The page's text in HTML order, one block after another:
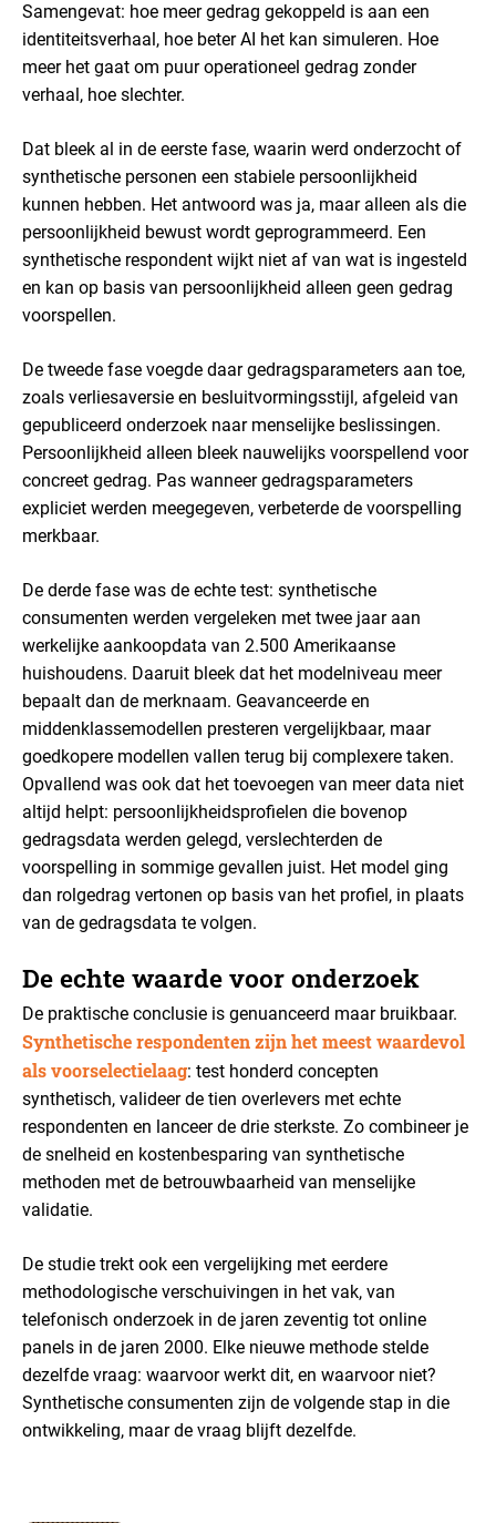
Samengevat: hoe meer gedrag gekoppeld is aan een
identiteitsverhaal, hoe beter AI het kan simuleren. Hoe
meer het gaat om puur operationeel gedrag zonder
verhaal, hoe slechter.
Dat bleek al in de eerste fase, waarin werd onderzocht of
synthetische personen een stabiele persoonlijkheid
kunnen hebben. Het antwoord was ja, maar alleen als die
persoonlijkheid bewust wordt geprogrammeerd. Een
synthetische respondent wijkt niet af van wat is ingesteld
en kan op basis van persoonlijkheid alleen geen gedrag
voorspellen.
De tweede fase voegde daar gedragsparameters aan toe,
zoals verliesaversie en besluitvormingsstijl, afgeleid van
gepubliceerd onderzoek naar menselijke beslissingen.
Persoonlijkheid alleen bleek nauwelijks voorspellend voor
concreet gedrag. Pas wanneer gedragsparameters
expliciet werden meegegeven, verbeterde de voorspelling
merkbaar.
De derde fase was de echte test: synthetische
consumenten werden vergeleken met twee jaar aan
werkelijke aankoopdata van 2.500 Amerikaanse
huishoudens. Daaruit bleek dat het modelniveau meer
bepaalt dan de merknaam. Geavanceerde en
middenklassemodellen presteren vergelijkbaar, maar
goedkopere modellen vallen terug bij complexere taken.
Opvallend was ook dat het toevoegen van meer data niet
altijd helpt: persoonlijkheidsprofielen die bovenop
gedragsdata werden gelegd, verslechterden de
voorspelling in sommige gevallen juist. Het model ging
dan rolgedrag vertonen op basis van het profiel, in plaats
van de gedragsdata te volgen.
De echte waarde voor onderzoek
De praktische conclusie is genuanceerd maar bruikbaar.
Synthetische respondenten zijn het meest waardevol
als voorselectielaag: test honderd concepten
synthetisch, valideer de tien overlevers met echte
respondenten en lanceer de drie sterkste. Zo combineer je
de snelheid en kostenbesparing van synthetische
methoden met de betrouwbaarheid van menselijke
validatie.
De studie trekt ook een vergelijking met eerdere
methodologische verschuivingen in het vak, van
telefonisch onderzoek in de jaren zeventig tot online
panels in de jaren 2000. Elke nieuwe methode stelde
dezelfde vraag: waarvoor werkt dit, en waarvoor niet?
Synthetische consumenten zijn de volgende stap in die
ontwikkeling, maar de vraag blijft dezelfde.